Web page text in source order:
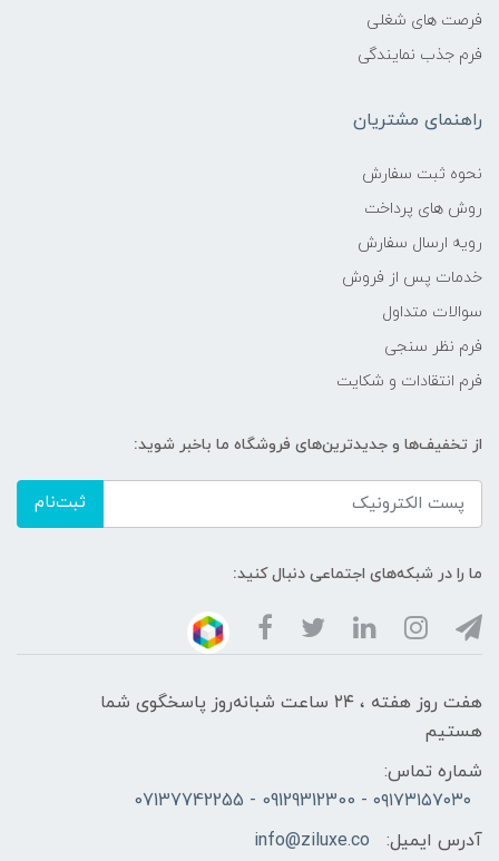
فرصت های شغلی
فرم جذب نمایندگی
راهنمای مشتریان
نحوه ثبت سفارش
روش های پرداخت
رویه ارسال سفارش
خدمات پس از فروش
سوالات متداول
فرم نظر سنجی
فرم انتقادات و شکایت
از تخفیف‌ها و جدیدترین‌های فروشگاه ما باخبر شوید:
ثبت‌نام
ما را در شبکه‌های اجتماعی دنبال کنید:
هفت روز هفته ، ۲۴ ساعت شبانه‌روز پاسخگوی شما
هستیم
شماره تماس:
۰۹۱۷۳۱۵۷۰۳۰ - 09129312300 - 07137742255
آدرس ایمیل:
info@ziluxe.co